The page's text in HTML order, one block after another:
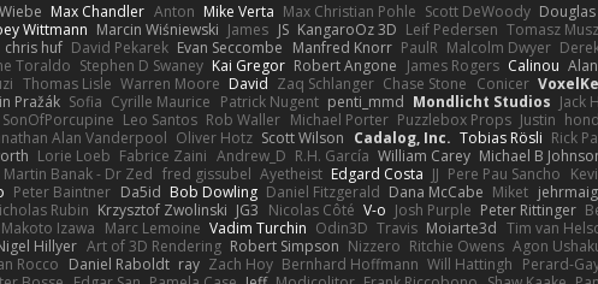
Max Chandler Anton Mike Verta Max Christian Pohle Scott DeWoody Douglas
Wittmann Marcin Wiśniewski James JS KangaroOz 3D Leif Pedersen Tomasz
chris huf David Pekarek Evan Seccombe Manfred Knorr PaulR Malcolm Dwyer
Toraldo Stephen D Swaney Kai Gregor Robert Angone James Rogers Calinou
Thomas Lisle Warren Moore David Zaq Schlanger Chase Stone Conicer
Pražák Sofia Cyrille Maurice Patrick Nugent penti_mmd Mondlicht Studios Jack
SonOfPorcupine Leo Santos Rob Waller Michael Porter Puzzlebox Props Justin
Alan Vanderpool Oliver Hotz Scott Wilson Cadalog, Inc. Tobias Rösli Rick
Lorie Loeb Fabrice Zaini Andrew_D R.H. García William Carey Michael B
Martin Banak - Dr Zed fred gissubel Ayetheist Edgard Costa JJ Pere Pau Sancho
Peter Baintner Da5id Bob Dowling Daniel Fitzgerald Dana McCabe Miket jehrmaig
Rubin Krzysztof Zwolinski JG3 Nicolas Côté V-o Josh Purple Peter Rittinger
Makoto Izawa Marc Lemoine Vadim Turchin Odin3D Travis Moiarte3d Tim van
Hillyer Art of 3D Rendering Robert Simpson Nizzero Ritchie Owens Agon
Rocco Daniel Raboldt ray Zach Hoy Bernhard Hoffmann Will Hattingh Perard-